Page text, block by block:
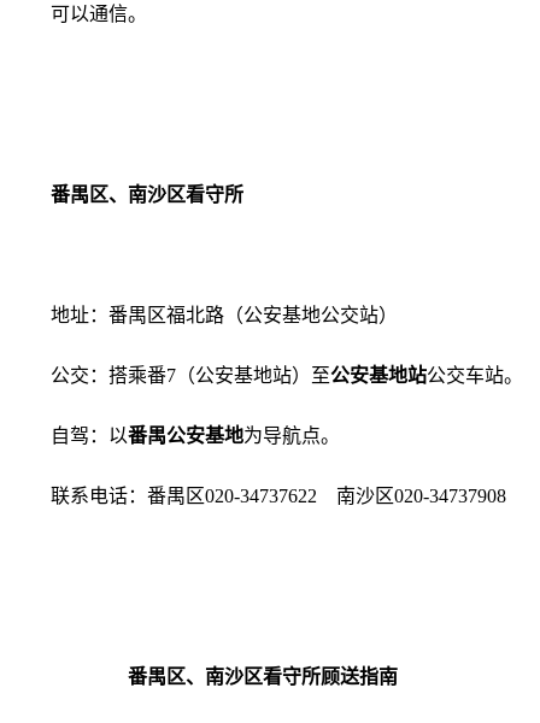
可以通信。
番禺区、南沙区看守所
地址：番禺区福北路（公安基地公交站）
公交：搭乘番7（公安基地站）至公安基地站公交车站。
自驾：以番禺公安基地为导航点。
联系电话：番禺区020-34737622 南沙区020-34737908
番禺区、南沙区看守所顾送指南